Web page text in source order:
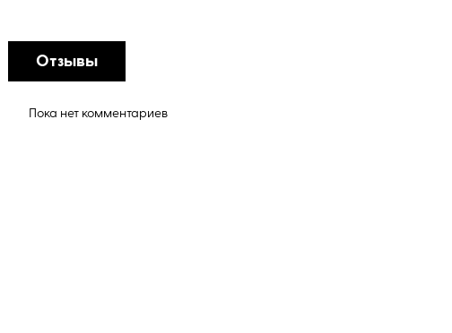
Отзывы
Пока нет комментариев